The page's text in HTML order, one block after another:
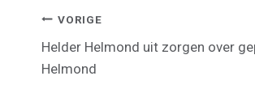
Bericht
Navigatie
VORIGE
Helder Helmond uit zorgen over
Helmond